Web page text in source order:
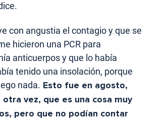
con angustia el contagio y que se
hicieron una PCR para
anticuerpos y que lo había
tenido una insolación, porque
nada. Esto fue en agosto,
vez, que es una cosa muy
pero que no podían contar